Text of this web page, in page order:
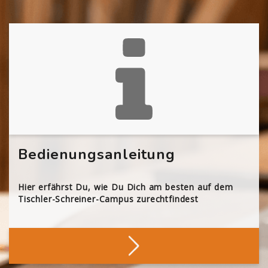
Bedienungsanleitung
Hier erfährst Du, wie Du Dich am besten auf dem
Tischler-Schreiner-Campus zurechtfindest